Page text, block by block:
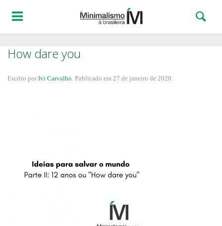
How dare you
Escrito porIvi Carvalho. Publicado em 27 de janeiro de 2020.